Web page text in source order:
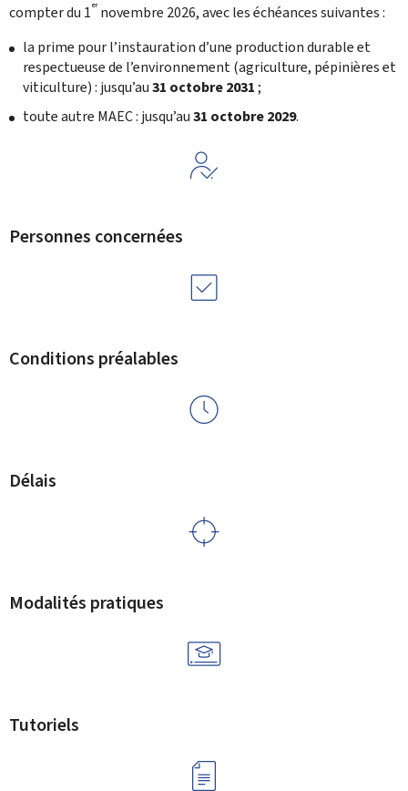
compter du 1er novembre 2026, avec les échéances suivantes :
la prime pour l’instauration d’une production durable et
respectueuse de l’environnement (agriculture, pépinières et
viticulture) : jusqu’au31 octobre 2031;
toute autre MAEC : jusqu’au31 octobre 2029.
Personnes concernées
Conditions préalables
Délais
Modalités pratiques
Tutoriels